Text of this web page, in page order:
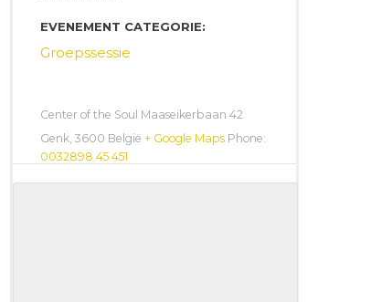
EVENEMENT CATEGORIE:
Groepssessie
Center of the Soul Maaseikerbaan 42
Genk, 3600 België + Google Maps Phone:
0032898 45 451